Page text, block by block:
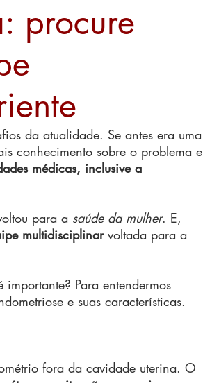
intestino Saúde
procure
da atualidade. Se antes era uma
conhecimento sobre o problema e
médicas, inclusive a
para a saúde da mulher. E,
multidisciplinar voltada para a
Para entendermos
e suas características.
fora da cavidade uterina. O